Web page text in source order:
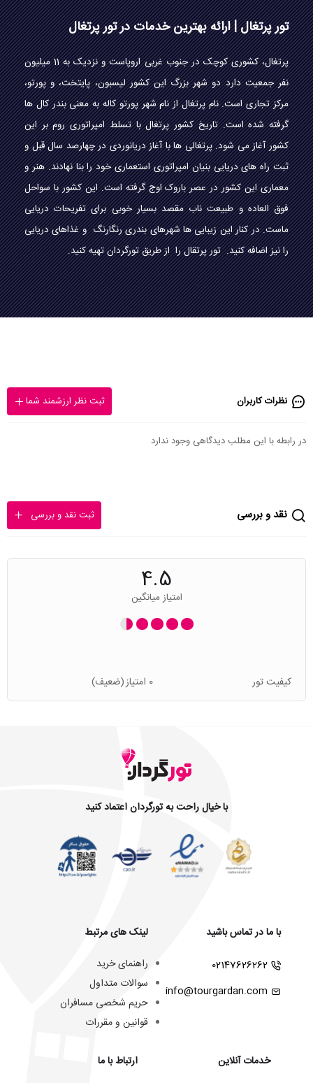
تور پرتغال | ارائه بهترین خدمات در تور پرتغال
پرتغال، کشوری کوچک در جنوب غربی اروپاست و نزدیک به 11 میلیون
نفر جمعیت دارد دو شهر بزرگ این کشور لیسبون، پایتخت، و پورتو،
مرکز تجاری است. نام پرتغال از نام شهر پورتو کاله به معنی بندر کال ها
گرفته شده است. تاریخ کشور پرتغال با تسلط امپراتوری روم بر این
کشور آغاز می شود. پرتغالی ها با آغاز دریانوردی در چهارصد سال قبل و
ثبت راه های دریایی بنیان امپراتوری استعماری خود را بنا نهادند. هنر و
معماری این کشور در عصر باروک اوج گرفته است. این کشور با سواحل
فوق العاده و طبیعت ناب مقصد بسیار خوبی برای تفریحات دریایی
ماست. در کنار این زیبایی ها شهرهای بندری رنگارنگ و غذاهای دریایی
را نیز اضافه کنید. تور پرتقال را از طریق تورگردان تهیه کنید.
نظرات کاربران ثبت نظر ارزشمند شما
در رابطه با این مطلب دیدگاهی وجود ندارد
نقد و بررسی ثبت نقد و بررسی
4.5
امتیاز میانگین
کیفیت تور 0 امتیاز (ضعیف)
با خیال راحت به تورگردان اعتماد کنید
با ما در تماس باشید
02147626262
info@tourgardan.com
خدمات آنلاین
لینک های مرتبط
راهنمای خرید
سوالات متداول
حریم شخصی مسافران
قوانین و مقررات
ارتباط با ما